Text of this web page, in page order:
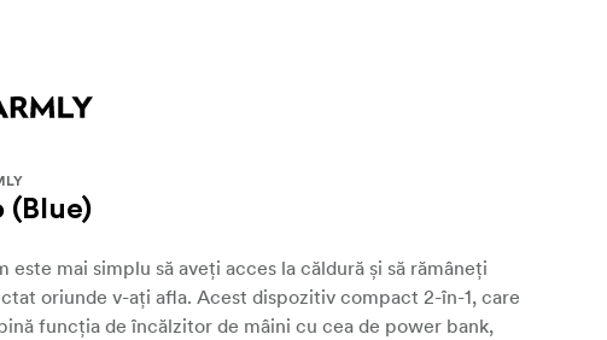
(Blue)
este mai simplu să aveți acces la căldură și să rămâneți
oriunde v-ați afla. Acest dispozitiv compact 2-în-1, care
funcția de încălzitor de mâini cu cea de power bank,